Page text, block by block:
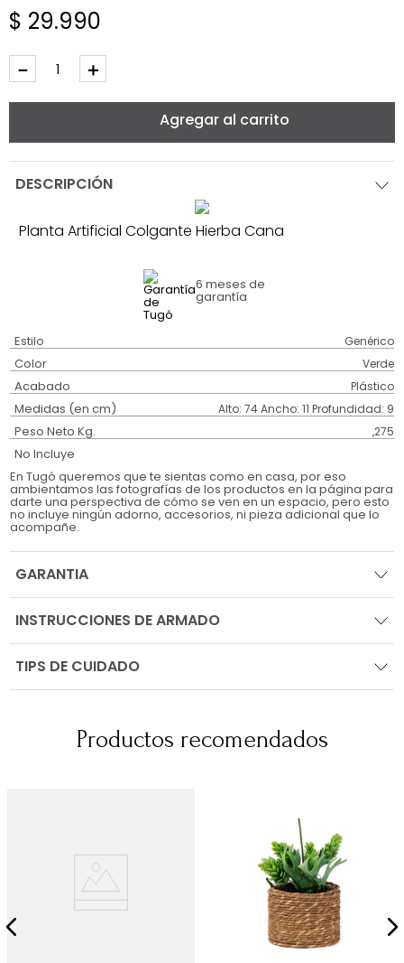
$ 29.990
＋
－
Agregar al carrito
DESCRIPCIÓN
Planta Artificial Colgante Hierba Cana
6 meses de
garantía
Estilo Genérico
Color Verde
Acabado Plástico
Medidas (en cm) Alto: 74 Ancho: 11 Profundidad: 9
Peso Neto Kg. ,275
No Incluye
En Tugó queremos que te sientas como en casa, por eso
ambientamos las fotografías de los productos en la página para
darte una perspectiva de cómo se ven en un espacio, pero esto
no incluye ningún adorno, accesorios, ni pieza adicional que lo
acompañe.
GARANTIA
INSTRUCCIONES DE ARMADO
TIPS DE CUIDADO
Productos recomendados